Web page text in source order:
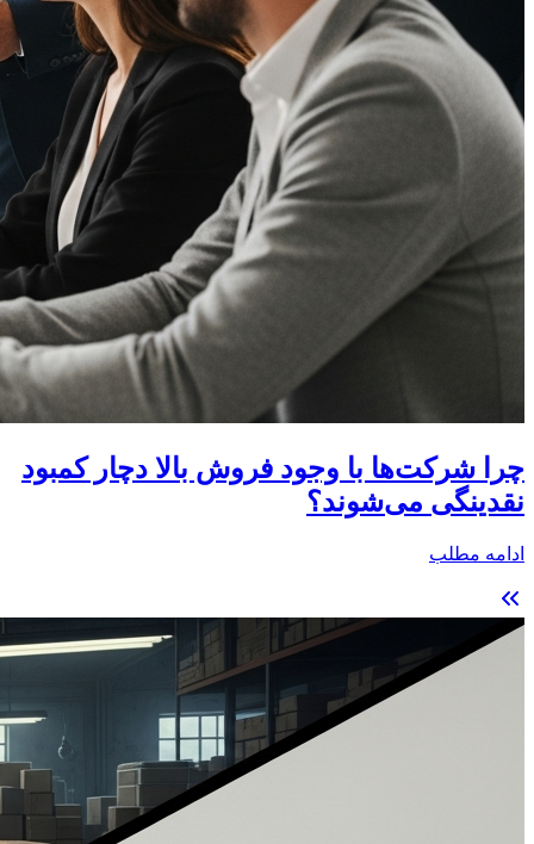
چرا شرکت‌ها با وجود فروش بالا دچار کمبود
نقدینگی می‌شوند؟
ادامه مطلب